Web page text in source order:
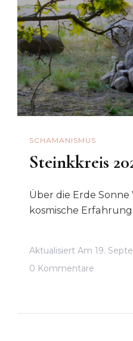
SCHAMANISMUS
Steinkkreis
Über die Erde
kosmische
Aktualisiert Am 19.
0 Kommentare